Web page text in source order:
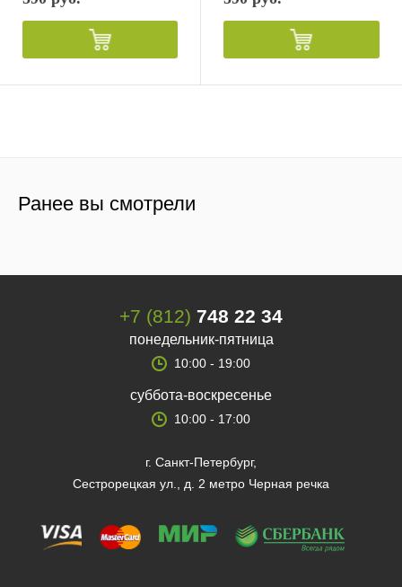
Ранее вы смотрели
+7 (812) 748 22 34
понедельник-пятница
10:00 - 19:00
суббота-воскресенье
10:00 - 17:00
г. Санкт-Петербург,
Сестрорецкая ул., д. 2 метро Черная речка